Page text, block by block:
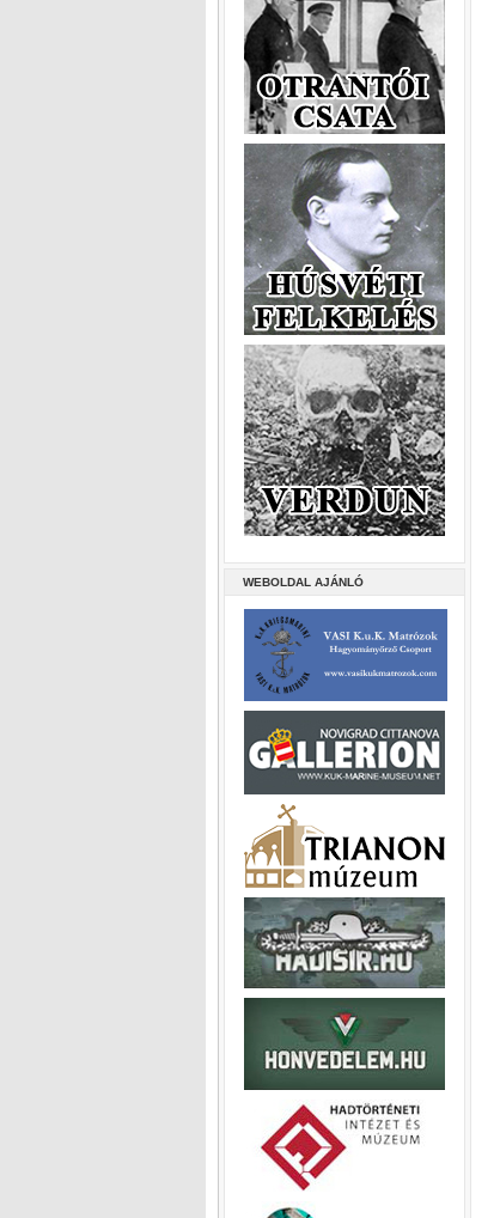
WEBOLDAL AJÁNLÓ